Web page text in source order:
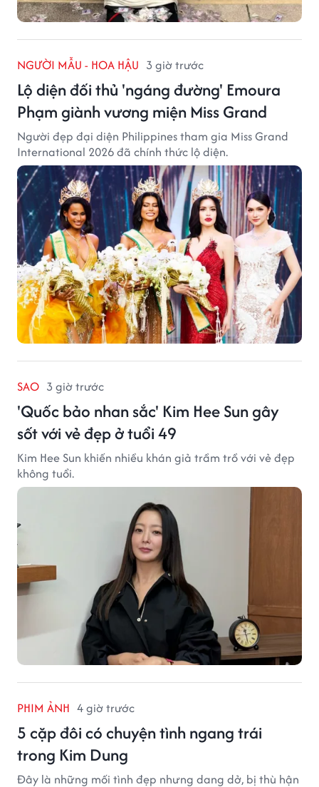
NGƯỜI MẪU - HOA HẬU 3 giờ trước
Lộ diện đối thủ 'ngáng đường' Emoura
Phạm giành vương miện Miss Grand
Người đẹp đại diện Philippines tham gia Miss Grand
International 2026 đã chính thức lộ diện.
SAO 3 giờ trước
'Quốc bảo nhan sắc' Kim Hee Sun gây
sốt với vẻ đẹp ở tuổi 49
Kim Hee Sun khiến nhiều khán giả trầm trồ với vẻ đẹp
không tuổi.
PHIM ẢNH 4 giờ trước
5 cặp đôi có chuyện tình ngang trái
trong Kim Dung
Đây là những mối tình đẹp nhưng dang dở, bị thù hận